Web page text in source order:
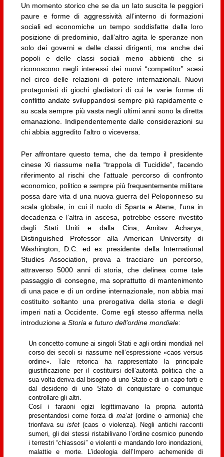
Un momento storico che se da un lato suscita le peggiori
paure e forme di aggressività all’interno di formazioni
sociali ed economiche un tempo soddisfatte dalla loro
posizione di predominio, dall’altro agita le speranze non
solo dei governi e delle classi dirigenti, ma anche dei
popoli e delle classi sociali meno abbienti che si
riconoscono negli interessi dei nuovi “competitor” scesi
nel circo delle relazioni di potere internazionali. Nuovi
protagonisti di giochi gladiatori di cui le varie forme di
conflitto andate sviluppandosi sempre più rapidamente e
su scala sempre più vasta negli ultimi anni sono la diretta
emanazione. Indipendentemente dalle considerazioni su
chi abbia aggredito l’altro o viceversa.
Per affrontare questo tema, che da tempo il presidente
cinese Xi riassume nella “trappola di Tucidide”, facendo
riferimento al rischi che l’attuale percorso di confronto
economico, politico e sempre più frequentemente militare
possa dare vita d una nuova guerra del Peloponneso su
scala globale, in cui il ruolo di Sparta e Atene, l’una in
decadenza e l’altra in ascesa, potrebbe essere rivestito
dagli Stati Uniti e dalla Cina, Amitav Acharya,
Distinguished Professor alla American University di
Washington, D.C. ed ex presidente della International
Studies Association, prova a tracciare un percorso,
attraverso 5000 anni di storia, che delinea come tale
passaggio di consegne, ma soprattutto di mantenimento
di una pace e di un ordine internazionale, non abbia mai
costituito soltanto una prerogativa della storia e degli
imperi nati a Occidente. Come egli stesso afferma nella
introduzione a Storia e futuro dell’ordine mondiale:
Un concetto comune ai singoli Stati e agli ordini mondiali nel
corso dei secoli si riassume nell’espressione «caos versus
ordine». Tale retorica ha rappresentato la principale
giustificazione per il costituirsi dell’autorità politica che a
sua volta deriva dal bisogno di uno Stato e di un capo forti e
dal desiderio di uno Stato di conquistare o comunque
controllare gli altri.
Così i faraoni egizi legittimavano la propria autorità
presentandosi come forza di ma’at (ordine o armonia) che
trionfava su isfet(caos o violenza). Negli antichi racconti
sumeri, gli dei stessi ristabilivano l’ordine cosmico punendo
i terrestri “chiassosi” e violenti e mandando loro inondazioni,
malattie e morte. L’ideologia dell’Impero achemenide di